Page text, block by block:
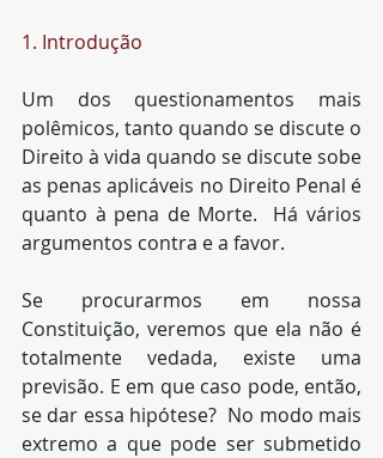
1. Introdução
Um dos questionamentos mais
polêmicos, tanto quando se discute o
Direito à vida quando se discute sobe
as penas aplicáveis no Direito Penal é
quanto à pena de Morte.  Há vários
argumentos contra e a favor.
Se procurarmos em nossa
Constituição, veremos que ela não é
totalmente vedada, existe uma
previsão. E em que caso pode, então,
se dar essa hipótese?  No modo mais
extremo a que pode ser submetido